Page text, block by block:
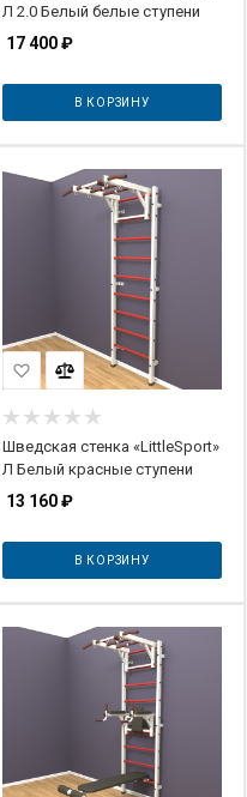
Л 2.0 Белый белые ступени
17 400₽
В КОРЗИНУ
Шведская стенка «LittleSport»
Л Белый красные ступени
13 160₽
В КОРЗИНУ